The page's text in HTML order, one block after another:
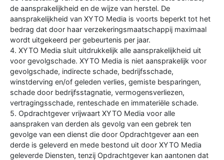
de aansprakelijkheid en de wijze van herstel. De
aansprakelijkheid van XYTO Media is voorts beperkt tot het
bedrag dat door haar verzekeringsmaatschappij maximaal
wordt uitgekeerd per gebeurtenis per jaar.
4. XYTO Media sluit uitdrukkelijk alle aansprakelijkheid uit
voor gevolgschade. XYTO Media is niet aansprakelijk voor
gevolgschade, indirecte schade, bedrijfsschade,
winstderving en/of geleden verlies, gemiste besparingen,
schade door bedrijfsstagnatie, vermogensverliezen,
vertragingsschade, renteschade en immateriële schade.
5. Opdrachtgever vrijwaart XYTO Media voor alle
aanspraken van derden als gevolg van een gebrek ten
gevolge van een dienst die door Opdrachtgever aan een
derde is geleverd en mede bestond uit door XYTO Media
geleverde Diensten, tenzij Opdrachtgever kan aantonen dat